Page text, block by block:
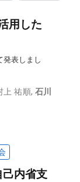
用した
発表しまし
上 祐順, 石川
内省支